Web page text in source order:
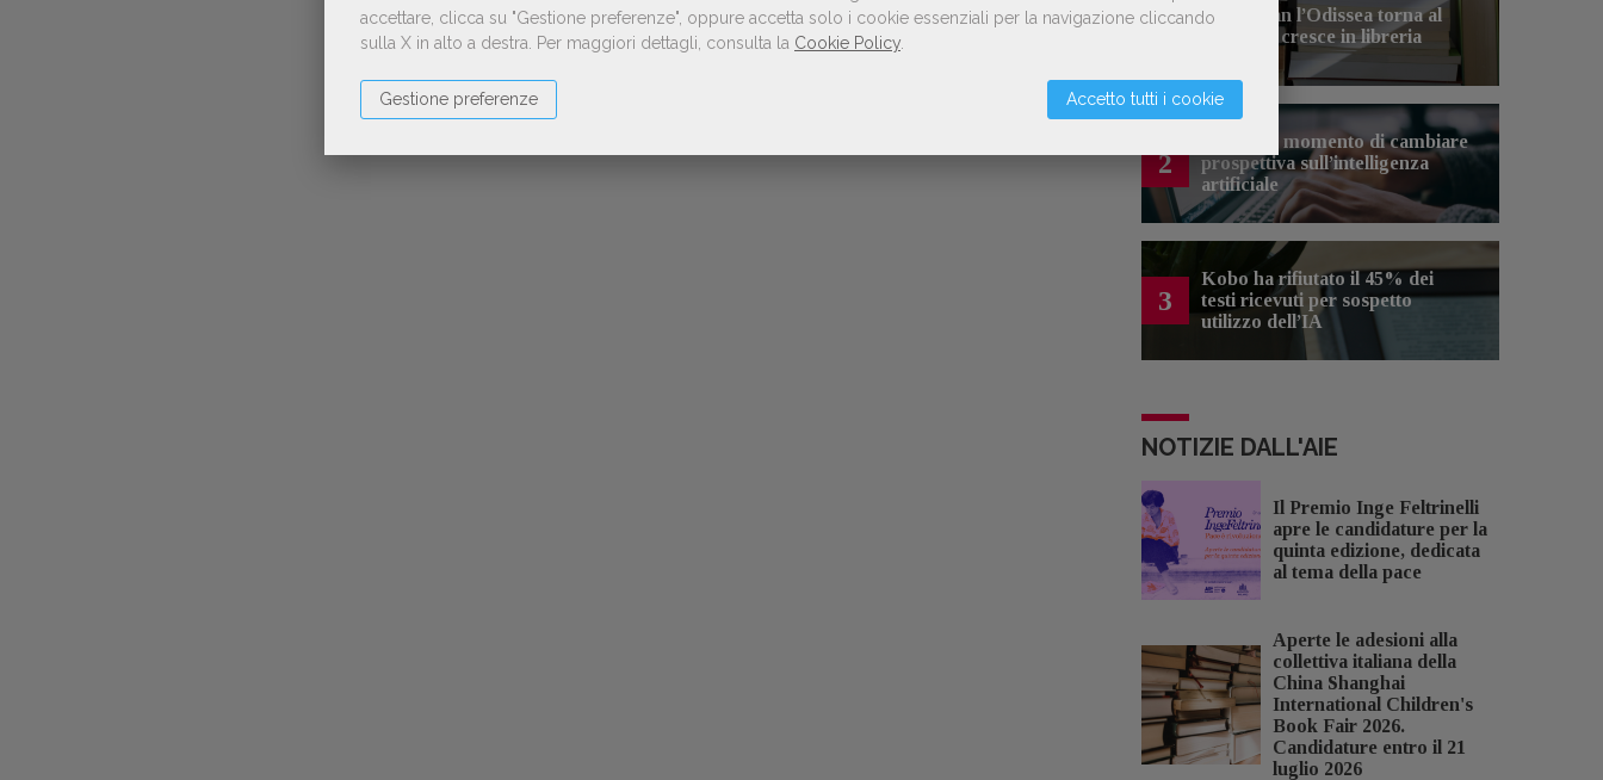
accettare, clicca su "Gestione preferenze", oppure accetta solo i cookie essenziali per la navigazione cliccando
sulla X in alto a destra.
Per maggiori dettagli, consulta la Cookie Policy
Accetto tutti i cookie
Gestione preferenze
1
Con Nolan l’Odissea torna al
cinema e cresce in libreria
2
Forse è il momento di cambiare
prospettiva sull’intelligenza
artificiale
3
Kobo ha rifiutato il 45% dei
testi ricevuti per sospetto
utilizzo dell’IA
NOTIZIE DALL'AIE
Il Premio Inge Feltrinelli
apre le candidature per la
quinta edizione, dedicata
al tema della pace
Aperte le adesioni alla
collettiva italiana della
China Shanghai
International Children's
Book Fair 2026.
Candidature entro il 21
luglio 2026